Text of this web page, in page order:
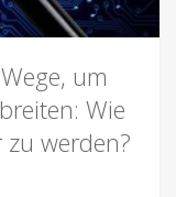
um
Wie
werden?